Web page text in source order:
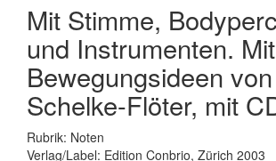
Mit Stimme,
und Instrumenten. Mit
Bewegungsideen
Schelke-Flöter, mit
Rubrik: Noten
Verlag/Label: Edition Conbrio, Zürich 2003